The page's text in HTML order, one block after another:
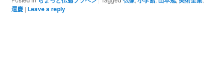
運慶 | Leave a reply